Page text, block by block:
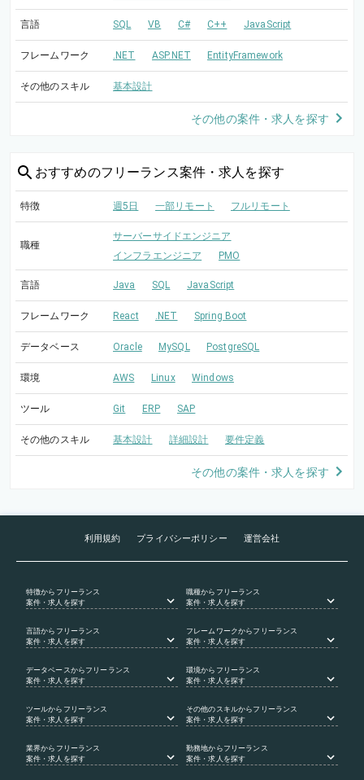
言語 SQL VB C# C++ JavaScript
フレームワーク .NET ASP.NET EntityFramework
その他のスキル 基本設計
その他の案件・求人を探す
おすすめのフリーランス案件・求人を探す
特徴 週5日 一部リモート フルリモート
職種
サーバーサイドエンジニア
インフラエンジニア
PMO
言語 Java SQL JavaScript
フレームワーク React .NET Spring Boot
データベース Oracle MySQL PostgreSQL
環境 AWS Linux Windows
ツール Git ERP SAP
その他のスキル 基本設計 詳細設計 要件定義
その他の案件・求人を探す
利用規約 プライバシーポリシー 運営会社
特徴からフリーランス
案件・求人を探す
職種からフリーランス
案件・求人を探す
言語からフリーランス
案件・求人を探す
フレームワークからフリーランス
案件・求人を探す
データベース からフリーランス
案件・求人を探す
環境からフリーランス
案件・求人を探す
ツールからフリーランス
案件・求人を探す
その他のスキルからフリーランス
案件・求人を探す
業界からフリーランス
案件・求人を探す
勤務地からフリーランス
案件・求人を探す